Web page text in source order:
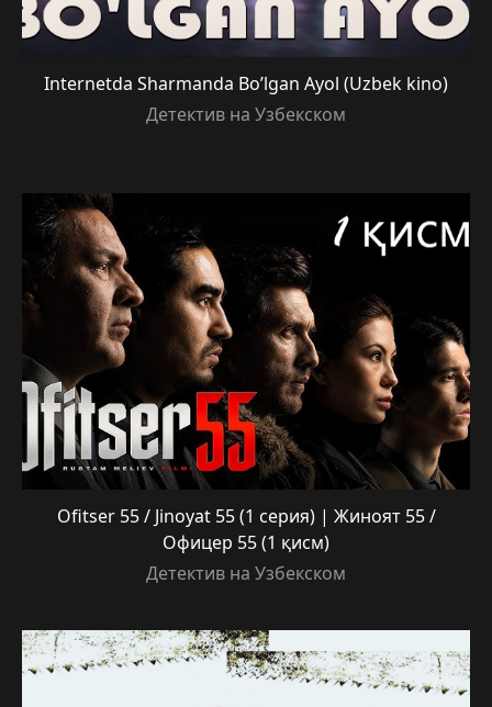
Internetda Sharmanda Bo’lgan Ayol (Uzbek kino)
Детектив на Узбекском
Ofitser 55 / Jinoyat 55 (1 серия) | Жиноят 55 /
Офицер 55 (1 қисм)
Детектив на Узбекском